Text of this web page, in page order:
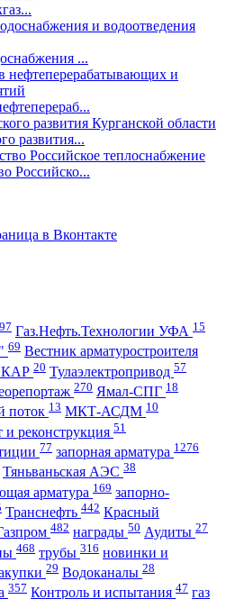
...
развития...
Российско...
Газ.Нефть.Технологии УФА 15
69 Вестник арматуростроителя
20 Тулаэлектропривод 57
270 Ямал-СПГ 18
поток 13 МКТ-АСДМ 10
и реконструкция 51
77 запорная арматура 1276
Тяньваньская АЭС 38
арматура 169 запорно-
Транснефть 442 Красный
482 награды 50 Аудиты 27
468 трубы 316 новинки и
29 Водоканалы 28
357 Контроль и испытания 47 газ